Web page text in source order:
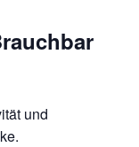
und